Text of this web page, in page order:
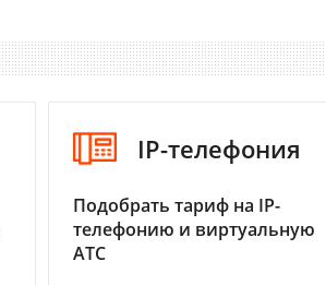
IP-телефония
Подобрать тариф на IP-
телефонию и виртуальную
АТС